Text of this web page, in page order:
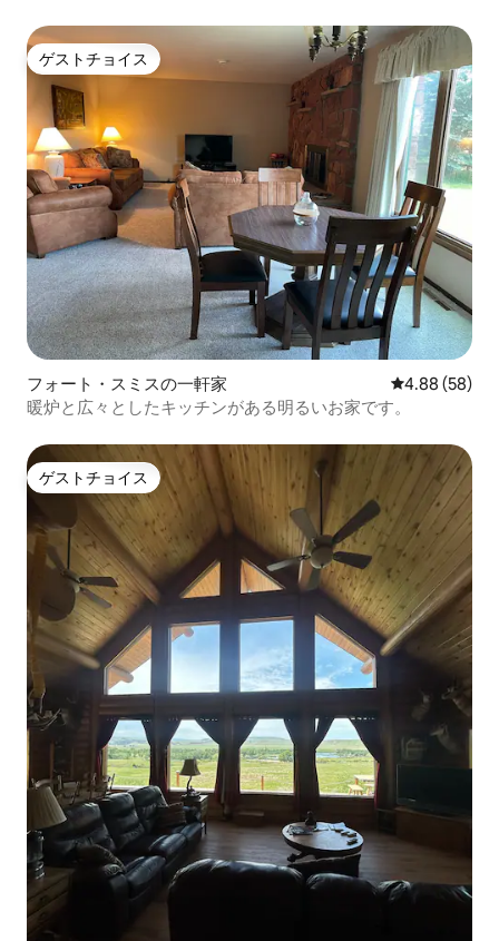
ゲストチョイス
ゲストチョイス
フォート・スミスの一軒家 レビュー58
4.88 (58)
暖炉と広々としたキッチンがある明るいお家です。
ゲストチョイス
ゲストチョイス